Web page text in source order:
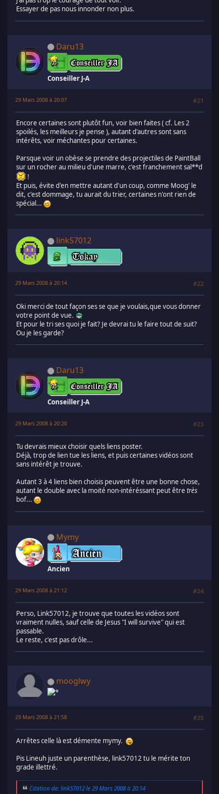
Essayer de pas nous innonder non plus.
Daru13
Conseiller J-A
29 Mars 2008 à 20:07 #21
Encore certaines sont plutôt fun, voir bien faites ( cf. Les 2
spoilés, les meilleurs je pense ), autant d'autres sont sans
intérêts, voir méchantes pour certaines.
Parsque voir un obèse se prendre des projectiles de PaintBall
sur un rocher au milieu d'une marre, c'est franchement sal**d
!
Et puis, évite d'en mettre autant d'un coup, comme Moog' le
dit, c'est dommage, tu aurait du trier, certaines n'ont rien de
spécial...
link57012
29 Mars 2008 à 20:14 #22
Oki merci de tout façon ses se que je voulais,que vous donner
votre point de vue.
Et pour le tri ses quoi je fait? Je devrai tu le faire tout de suit?
Ou je les garde?
Daru13
Conseiller J-A
29 Mars 2008 à 20:20 #23
Tu devrais mieux choisir quels liens poster.
Déjà, trop de lien tue les liens, et puis certaines vidéos sont
sans intérêt je trouve.
Autant 3 à 4 liens bien choisis peuvent être une bonne chose,
autant le double avec la moité non-intéréssant peut être très
bof...
Mymy
Ancien
29 Mars 2008 à 21:12 #24
Perso, Link57012, je trouve que toutes les vidéos sont
vraiment nulles, sauf celle de Jesus "I will survive" qui est
passable.
Le reste, c'est pas drôle...
mooglwy
29 Mars 2008 à 21:58 #25
Arrêtes celle là est démente mymy.
Pis Lineuh juste un parenthèse, link57012 tu le mérite ton
grade illettré.
Citation de: link57012 le 29 Mars 2008 à 20:14